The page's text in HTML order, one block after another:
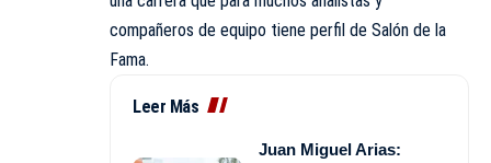
compañeros de equipo tiene perfil de Salón de la
Fama.
Leer Más
Juan Miguel Arias: